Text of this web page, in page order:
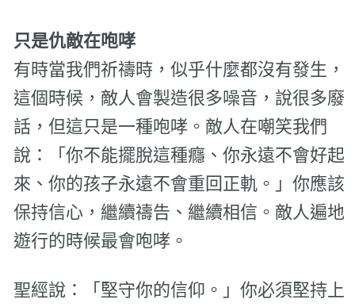
只是仇敵在咆哮
有時當我們祈禱時，似乎什麼都沒有發生，
這個時候，敵人會製造很多噪音，說很多廢
話，但這只是一種咆哮。敵人在嘲笑我們
說：「你不能擺脫這種癮、你永遠不會好起
來、你的孩子永遠不會重回正軌。」你應該
保持信心，繼續禱告、繼續相信。敵人遍地
遊行的時候最會咆哮。
聖經說：「堅守你的信仰。」你必須堅持上